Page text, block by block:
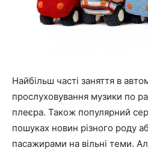
Найбільш часті заняття в
прослуховування музики по
плеєра. Також популярний
пошуках новин різного роду
пасажирами на вільні теми.